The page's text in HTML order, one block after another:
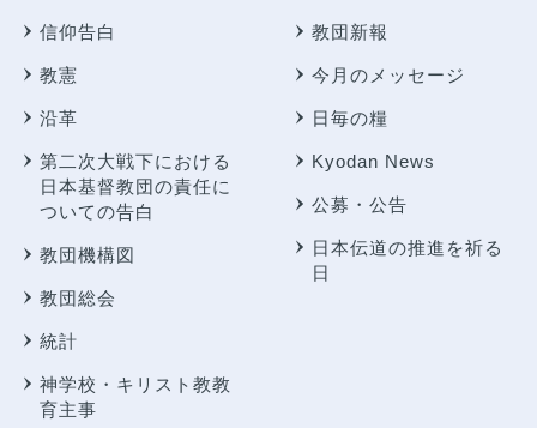
信仰告白
教憲
沿革
第二次大戦下における
日本基督教団の責任に
ついての告白
教団機構図
教団総会
統計
神学校・キリスト教教
育主事
教団新報
今月のメッセージ
日毎の糧
Kyodan News
公募・公告
日本伝道の推進を祈る
日